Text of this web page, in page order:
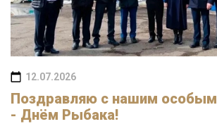
12.07.2026
Поздравляю с нашим
- Днём Рыбака!